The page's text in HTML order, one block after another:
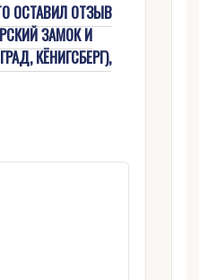
ОСТАВИЛ ОТЗЫВ
ЗАМОК И
КЁНИГСБЕРГ),